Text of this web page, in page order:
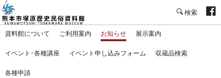
資料館について ご利用案内 お知らせ 展示案内
イベント･各種講座 イベント申し込みフォーム 収蔵品検索
各種申請